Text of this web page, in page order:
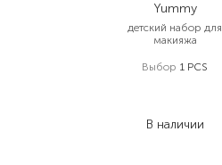
Yummy
детский набор для
макияжа
Выбор 1 PCS
В наличии